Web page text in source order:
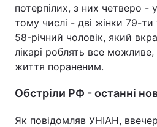
потерпілих, з них четверо -
тому числі - дві жінки 79-
58-річний чоловік, який
лікарі роблять все
життя пораненим.
Обстріли РФ - останні
Як повідомляв УНІАН,